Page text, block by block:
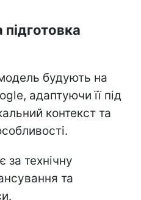
підготовка
будують на
адаптуючи її під
контекст та
за технічну
та